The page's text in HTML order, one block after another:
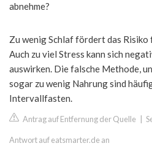
abnehme?
Zu wenig Schlaf fördert das
Auch zu viel Stress kann sich
auswirken. Die falsche Methode,
sogar zu wenig Nahrung sind
Intervallfasten.
Antrag auf Entfernung der Quelle
Antwort auf eatsmarter.de an